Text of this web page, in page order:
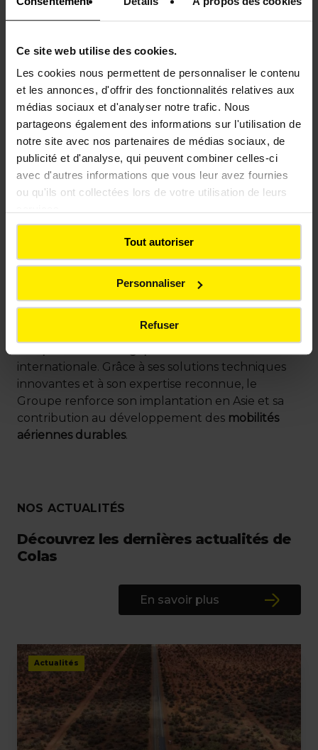
Ce site web utilise des cookies.
Les cookies nous permettent de personnaliser le contenu
et les annonces, d'offrir des fonctionnalités relatives aux
médias sociaux et d'analyser notre trafic. Nous
partageons également des informations sur l'utilisation de
notre site avec nos partenaires de médias sociaux, de
publicité et d'analyse, qui peuvent combiner celles-ci
avec d'autres informations que vous leur avez fournies
ou qu'ils ont collectées lors de votre utilisation de leurs
Tout autoriser
Personnaliser
Refuser
performance et de durabilité
Colas, partenaire des infrastructures
aéroportuaires en pleine expansion
accompagner les projetsaéroportuaires
internationale. Grâce à ses solutions techniques
innovantes et à son expertise reconnue, le
Groupe renforce son implantation en Asie et sa
contribution au développement des mobilités
aériennes durables.
NOS ACTUALITÉS
Découvrez les dernières actualités de
Colas
En savoir plus
Actualités